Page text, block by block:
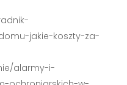
jakie-koszty-za-
alarmy-i-